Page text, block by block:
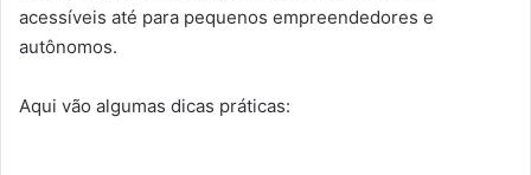
acessíveis até para pequenos empreendedores e
autônomos.
Aqui vão algumas dicas práticas: